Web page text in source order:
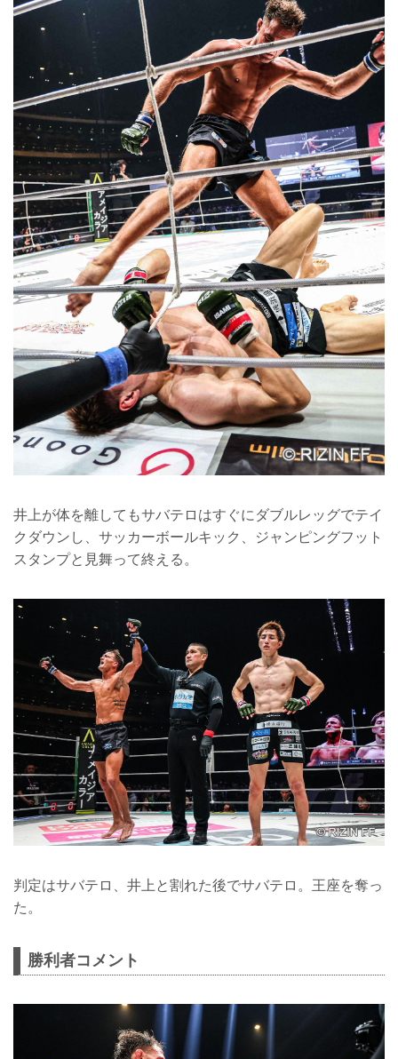
井上が体を離してもサバテロはすぐにダブルレッグでテイ
クダウンし、サッカーボールキック、ジャンピングフット
スタンプと見舞って終える。
判定はサバテロ、井上と割れた後でサバテロ。王座を奪っ
た。
勝利者コメント